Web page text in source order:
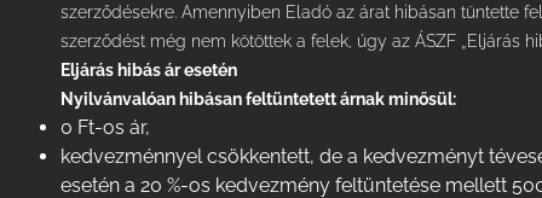
szerződésekre. Amennyiben Eladó az árat hibásan tüntette
szerződést még nem kötöttek a felek, úgy az ÁSZF „Eljárás
Eljárás hibás ár esetén
Nyilvánvalóan hibásan feltüntetett árnak minősül:
0 Ft-os ár,
kedvezménnyel csökkentett, de a kedvezményt
esetén a 20 %-os kedvezmény feltüntetése mellett